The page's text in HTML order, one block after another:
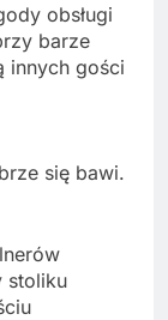
obsługi
barze
innych gości
się bawi.
stoliku